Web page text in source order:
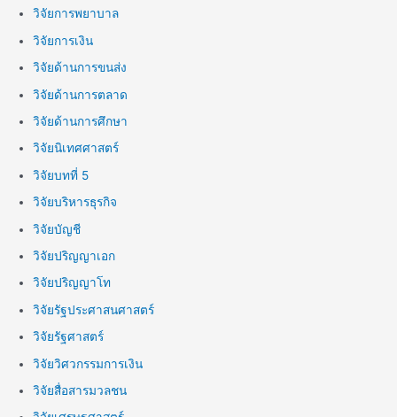
วิจัยการพยาบาล
วิจัยการเงิน
วิจัยด้านการขนส่ง
วิจัยด้านการตลาด
วิจัยด้านการศึกษา
วิจัยนิเทศศาสตร์
วิจัยบทที่ 5
วิจัยบริหารธุรกิจ
วิจัยบัญชี
วิจัยปริญญาเอก
วิจัยปริญญาโท
วิจัยรัฐประศาสนศาสตร์
วิจัยรัฐศาสตร์
วิจัยวิศวกรรมการเงิน
วิจัยสื่อสารมวลชน